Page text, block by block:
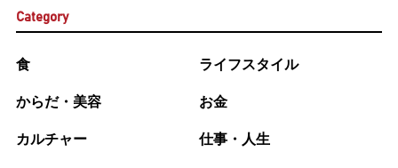
Category
食 ライフスタイル
からだ・美容 お金
カルチャー 仕事・人生